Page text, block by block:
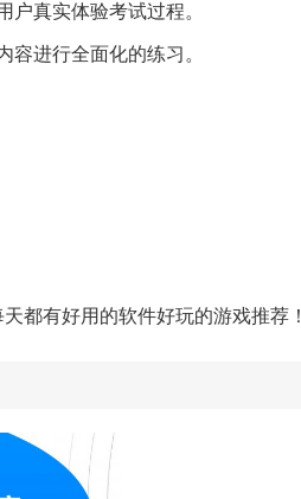
真实体验考试过程。
进行全面化的练习。
天都有好用的软件好玩的游戏推荐！